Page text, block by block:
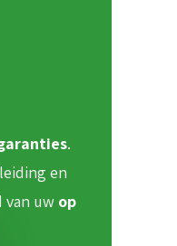
.
en
van uw op